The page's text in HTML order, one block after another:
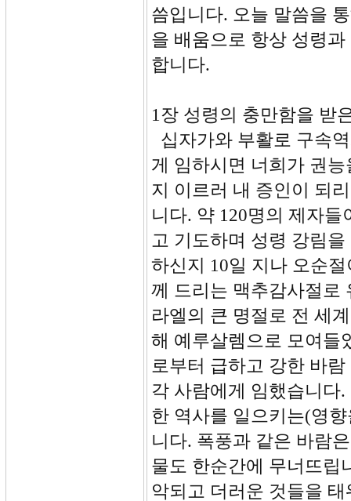
씀입니다. 오늘 말씀을
을 배움으로 항상 성령
합니다.
1장 성령의 충만함을 받
십자가와 부활로 구속
게 임하시면 너희가 권
지 이르러 내 증인이 되
니다. 약 120명의 제자
고 기도하며 성령 강림
하신지 10일 지나 오순
께 드리는 맥추감사절로
라엘의 큰 명절로 전 세
해 예루살렘으로 모여들
로부터 급하고 강한 바
각 사람에게 임했습니다
한 역사를 일으키는(영
니다. 폭풍과 같은 바람
물도 한순간에 무너뜨립
악되고 더러운 것들을